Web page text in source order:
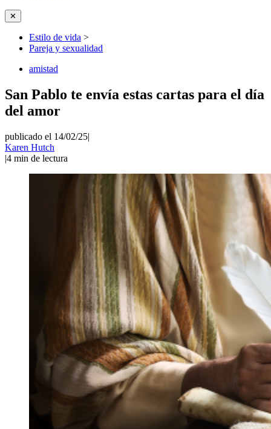
✕
Estilo de vida >
Pareja y sexualidad
amistad
San Pablo te envía estas cartas para el día
del amor
publicado el 14/02/25|
Karen Hutch
|4 min de lectura